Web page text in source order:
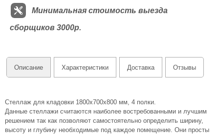
Минимальная стоимость выезда
сборщиков 3000р.
Описание Характеристики Доставка Отзывы
Стеллаж для кладовки 1800х700х800 мм, 4 полки.
Данные стеллажи считаются наиболее востребованными и лучшим
решением так как позволяют самостоятельно определить ширину,
высоту и глубину необходимые под каждое помещение. Они просты